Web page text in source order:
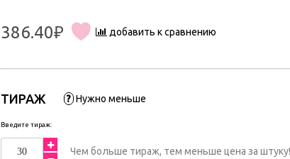
386.40₽ добавить к сравнению
ТИРАЖ ? Нужно меньше
Введите тираж:
Чем больше тираж, тем меньше цена за штуку!